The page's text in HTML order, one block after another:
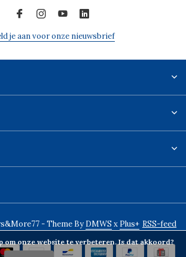
je aan voor onze nieuwsbrief
- Theme ByDMWS x Plus+ RSS-feed
om onze website te verbeteren. Is dat akkoord?